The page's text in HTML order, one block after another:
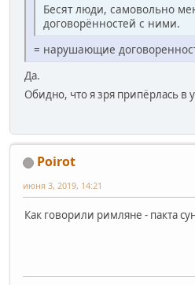
Бесят люди, самовольно
договорённостей с ними.
= нарушающие
Да.
Обидно, что я зря припёрлась в
Poirot
июня 3, 2019, 14:21
Как говорили римляне - пакта